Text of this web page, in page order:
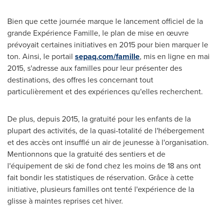
Bien que cette journée marque le lancement officiel de la
grande Expérience Famille, le plan de mise en œuvre
prévoyait certaines initiatives en 2015 pour bien marquer le
ton. Ainsi, le portail sepaq.com/famille, mis en ligne en mai
2015, s'adresse aux familles pour leur présenter des
destinations, des offres les concernant tout
particulièrement et des expériences qu'elles recherchent.
De plus, depuis 2015, la gratuité pour les enfants de la
plupart des activités, de la quasi-totalité de l'hébergement
et des accès ont insufflé un air de jeunesse à l'organisation.
Mentionnons que la gratuité des sentiers et de
l'équipement de ski de fond chez les moins de 18 ans ont
fait bondir les statistiques de réservation. Grâce à cette
initiative, plusieurs familles ont tenté l'expérience de la
glisse à maintes reprises cet hiver.